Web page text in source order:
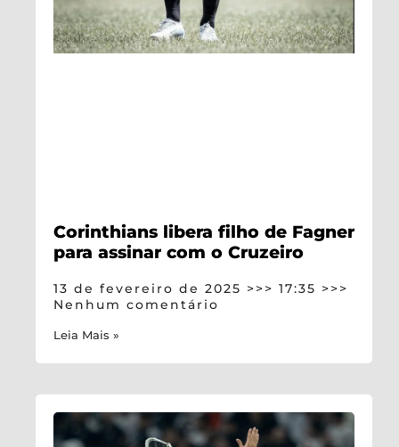
Corinthians libera filho de Fagner
para assinar com o Cruzeiro
13 de fevereiro de 2025
17:35
Nenhum comentário
Leia Mais »